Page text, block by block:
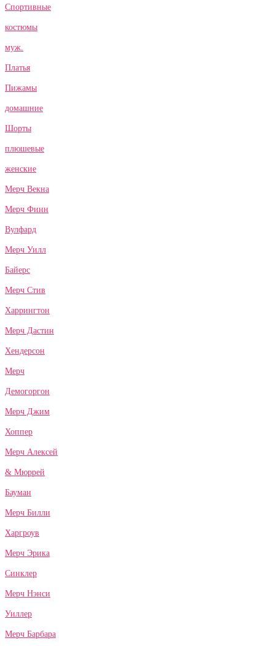
Спортивные
костюмы
муж.
Платья
Пижамы
домашние
Шорты
плюшевые
женские
Мерч Векна
Мерч Финн
Вулфард
Мерч Уилл
Байерс
Мерч Стив
Харрингтон
Мерч Дастин
Хендерсон
Мерч
Демогоргон
Мерч Джим
Хоппер
Мерч Алексей
& Мюррей
Бауман
Мерч Билли
Харгроув
Мерч Эрика
Синклер
Мерч Нэнси
Уиллер
Мерч Барбара